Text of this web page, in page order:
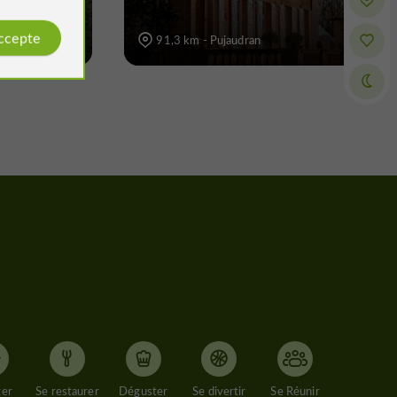
91,3 km - Pujaudran
Se restaurer Déguster Se divertir Se Réunir